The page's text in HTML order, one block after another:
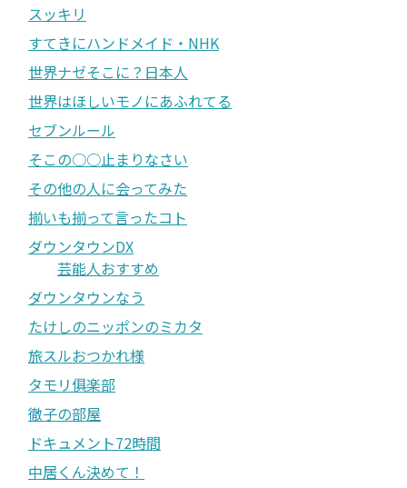
スッキリ
すてきにハンドメイド・NHK
世界ナゼそこに？日本人
世界はほしいモノにあふれてる
セブンルール
そこの○○止まりなさい
その他の人に会ってみた
揃いも揃って言ったコト
ダウンタウンDX
芸能人おすすめ
ダウンタウンなう
たけしのニッポンのミカタ
旅スルおつかれ様
タモリ俱楽部
徹子の部屋
ドキュメント72時間
中居くん決めて！